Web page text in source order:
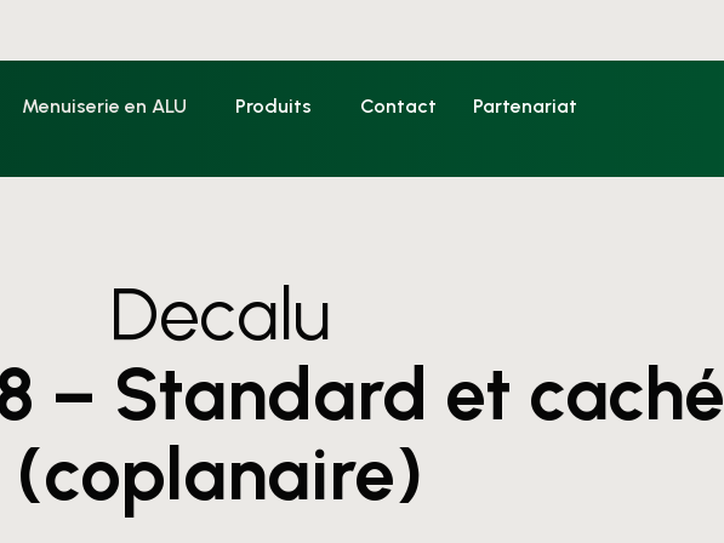
Menuiserie en ALU Produits Contact Partenariat
Decalu
– Standard et caché
(coplanaire)